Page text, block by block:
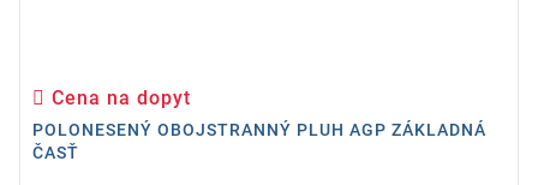
Cena na dopyt
POLONESENÝ OBOJSTRANNÝ PLUH AGP ZÁKLADNÁ
ČASŤ